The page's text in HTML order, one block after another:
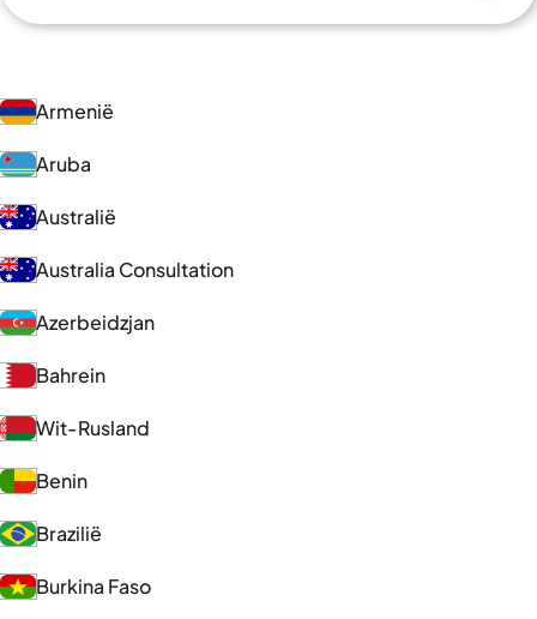
Armenië
Aruba
Australië
Australia Consultation
Azerbeidzjan
Bahrein
Wit-Rusland
Benin
Brazilië
Burkina Faso